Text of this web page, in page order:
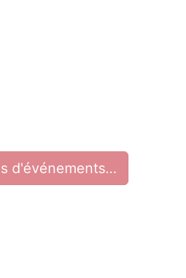
d'événements…